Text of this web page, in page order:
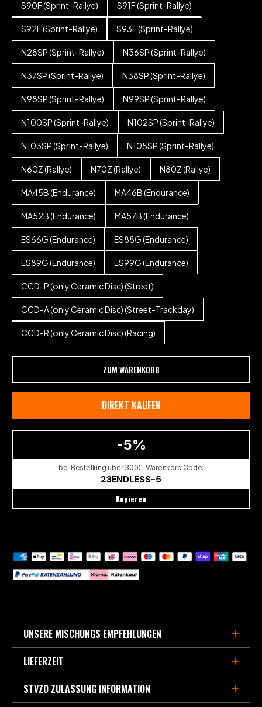
S90F (Sprint-Rallye) S91F (Sprint-Rallye)
S92F (Sprint-Rallye) S93F (Sprint-Rallye)
N28SP (Sprint-Rallye) N36SP (Sprint-Rallye)
N37SP (Sprint-Rallye) N38SP (Sprint-Rallye)
N98SP (Sprint-Rallye) N99SP (Sprint-Rallye)
N100SP (Sprint-Rallye) N102SP (Sprint-Rallye)
N103SP (Sprint-Rallye) N105SP (Sprint-Rallye)
N60Z (Rallye) N70Z (Rallye) N80Z (Rallye)
MA45B (Endurance) MA46B (Endurance)
MA52B (Endurance) MA57B (Endurance)
ES66G (Endurance) ES88G (Endurance)
ES89G (Endurance) ES99G (Endurance)
CCD-P (only Ceramic Disc) (Street)
CCD-A (only Ceramic Disc) (Street-Trackday)
CCD-R (only Ceramic Disc) (Racing)
ZUM WARENKORB
DIREKT KAUFEN
-5%
bei Bestellung über 300€. Warenkorb Code:
23ENDLESS-5
Kopieren
UNSERE MISCHUNGS EMPFEHLUNGEN
FÜR DEN SPORTLICHEN STRAßENEINSATZ,
BERGPÄSSE UND LEICHTE TRACKDAYS
- MX87ist die Weiterentwicklung des beliebten Straßen-
LIEFERZEIT
3-5 Werktage, wenn im Europa Zentrallager lagernd.
STVZO ZULASSUNG INFORMATION